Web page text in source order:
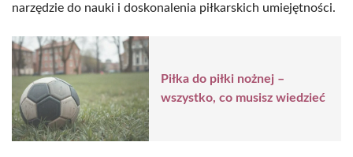
narzędzie do nauki i doskonalenia piłkarskich umiejętności.
Piłka do piłki nożnej –
wszystko, co musisz wiedzieć